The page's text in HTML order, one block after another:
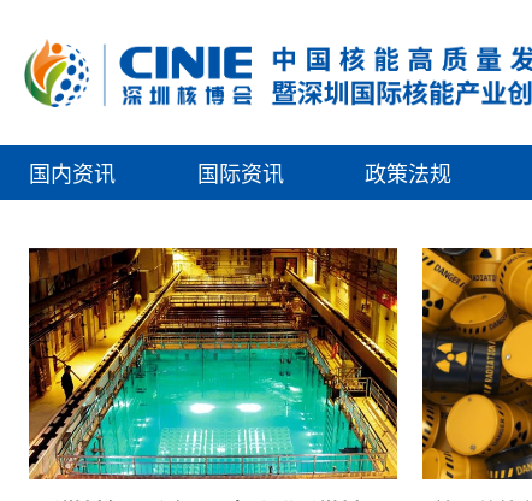
国内资讯 国际资讯 政策法规